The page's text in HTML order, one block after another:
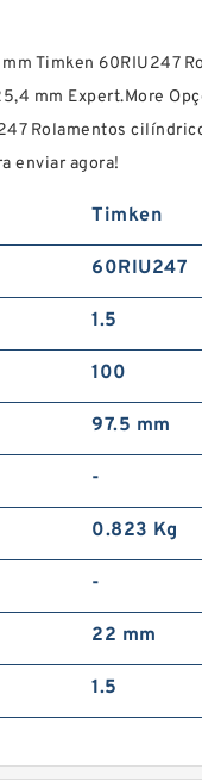
Timken 60RIU247
mm Expert.More
Rolamentos
enviar agora!
Timken
60RIU247
1.5
100
97.5 mm
-
0.823 Kg
-
22 mm
1.5